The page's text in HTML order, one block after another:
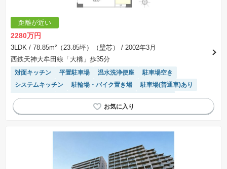
距離が近い
2280万円
3LDK / 78.85m²（23.85坪）（壁芯）
/ 2002年3月
西鉄天神大牟田線「大橋」歩35分
対面キッチン 平置駐車場 温水洗浄便座
駐車場空き
システムキッチン
駐輪場・バイク置き場
駐車場(普通車)あり
エレベーター
モニター付きインターホン
浴室乾燥機
陽当り良好